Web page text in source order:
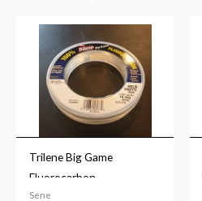
Trilene Big Game
Fluorocarbon
Sene
Prisområde:
til
kr349